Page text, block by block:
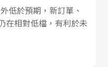
低於預期，新訂單、
在相對低檔，有利於未